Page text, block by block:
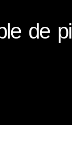
de